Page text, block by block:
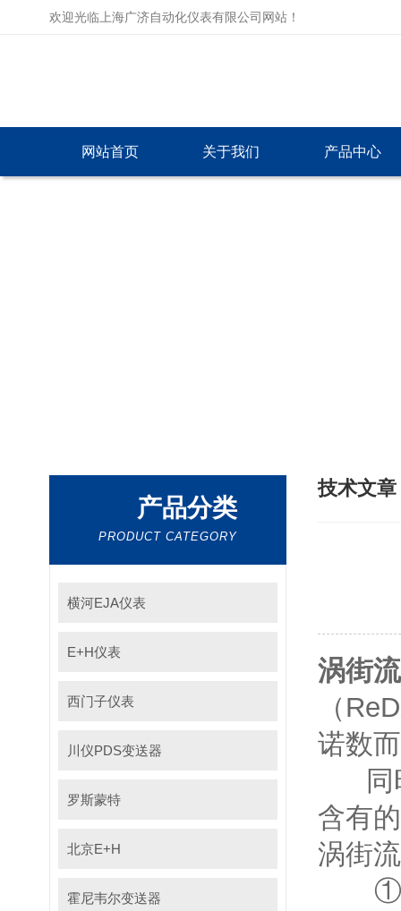
欢迎光临上海广济自动化仪表有限公司网站！
网站首页 关于我们 产品中心
产品分类
PRODUCT CATEGORY
横河EJA仪表
E+H仪表
西门子仪表
川仪PDS变送器
罗斯蒙特
北京E+H
霍尼韦尔变送器
技术文章
涡街
（
诺数
同时
含有
涡街
①可